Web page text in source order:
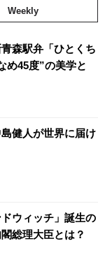
Weekly
森駅弁「ひとくち
め45度”の美学と
健人が世界に届け
ウィッチ」誕生の
総理大臣とは？